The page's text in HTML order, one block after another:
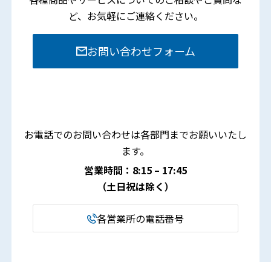
ど、 お気軽にご連絡ください。
お問い合わせフォーム
お電話でのお問い合わせは各部門までお願いいたし
ます。
営業時間：8:15 – 17:45
（土日祝は除く）
各営業所の電話番号